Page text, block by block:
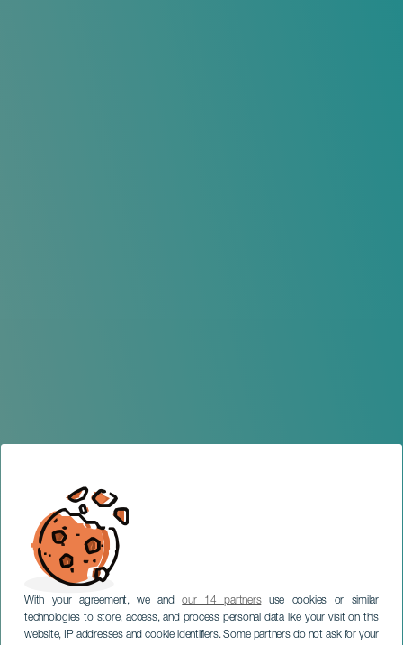
With your agreement, we andour 14 partnersuse cookies or similar
technologies to store, access, and process personal data like your visit on this
website, IP addresses and cookie identifiers. Some partners do not ask for your